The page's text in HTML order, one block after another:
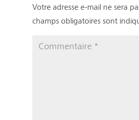
Votre adresse e-mail ne sera
champs obligatoires sont